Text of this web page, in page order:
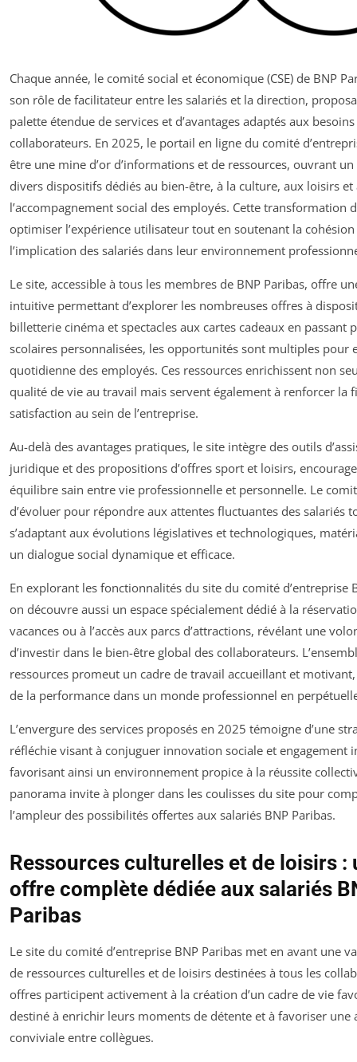
Chaque année, le comité social et économique (CSE) de BNP
son rôle de facilitateur entre les salariés et la direction,
palette étendue de services et d’avantages adaptés aux
collaborateurs. En 2025, le portail en ligne du comité
être une mine d’or d’informations et de ressources, ouvrant un
divers dispositifs dédiés au bien-être, à la culture, aux loisirs et
l’accompagnement social des employés. Cette transformation
optimiser l’expérience utilisateur tout en soutenant la
l’implication des salariés dans leur environnement
Le site, accessible à tous les membres de BNP Paribas, offre
intuitive permettant d’explorer les nombreuses offres à
billetterie cinéma et spectacles aux cartes cadeaux en passant
scolaires personnalisées, les opportunités sont multiples pour
quotidienne des employés. Ces ressources enrichissent non
qualité de vie au travail mais servent également à renforcer la
satisfaction au sein de l’entreprise.
Au-delà des avantages pratiques, le site intègre des outils
juridique et des propositions d’offres sport et loisirs,
équilibre sain entre vie professionnelle et personnelle. Le
d’évoluer pour répondre aux attentes fluctuantes des salariés
s’adaptant aux évolutions législatives et technologiques,
un dialogue social dynamique et efficace.
En explorant les fonctionnalités du site du comité d’entreprise
on découvre aussi un espace spécialement dédié à la
vacances ou à l’accès aux parcs d’attractions, révélant une
d’investir dans le bien-être global des collaborateurs.
ressources promeut un cadre de travail accueillant et
de la performance dans un monde professionnel en
L’envergure des services proposés en 2025 témoigne d’une
réfléchie visant à conjuguer innovation sociale et engagement
favorisant ainsi un environnement propice à la réussite
panorama invite à plonger dans les coulisses du site pour
l’ampleur des possibilités offertes aux salariés BNP Paribas.
Ressources culturelles et de loisirs :
offre complète dédiée aux salariés
Paribas
Le site du comité d’entreprise BNP Paribas met en avant une
de ressources culturelles et de loisirs destinées à tous les
offres participent activement à la création d’un cadre de vie
destiné à enrichir leurs moments de détente et à favoriser une
conviviale entre collègues.